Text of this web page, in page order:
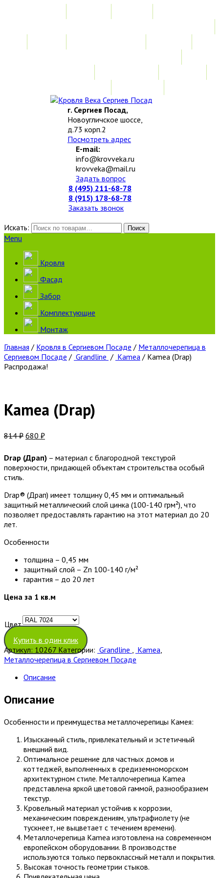
г. Сергиев Посад,
Новоугличское шоссе,
д.73 корп.2
Посмотреть адрес
E-mail:
info@krovveka.ru
krovveka@mail.ru
Задать вопрос
8 (495) 211-68-78
8 (915) 178-68-78
Заказать звонок
Искать:
Поиск
Menu
Кровля
Фасад
Забор
Комплектующие
Монтаж
Главная / Кровля в Сергиевом Посаде / Металлочерепица в
Сергиевом Посаде / Grandline / Kamea / Kamea (Drap)
Распродажа!
Kamea (Drap)
814₽ 680 ₽
Drap (Драп) – материал с благородной текстурой
поверхности, придающей объектам строительства особый
стиль.
Drap® (Драп) имеет толщину 0,45 мм и оптимальный
защитный металлический слой цинка (100-140 грм²), что
позволяет предоставлять гарантию на этот материал до 20
лет.
Особенности
толщина – 0,45 мм
защитный слой – Zn 100-140 г/м²
гарантия – до 20 лет
Цена за 1 кв.м
Цвет
Очистить
Купить в один клик
Артикул: 10267 Категории: Grandline Kamea
Металлочерепица в Сергиевом Посаде
Описание
Описание
Особенности и преимущества металлочерепицы Камея:
Изысканный стиль, привлекательный и эстетичный
внешний вид.
Оптимальное решение для частных домов и
коттеджей, выполненных в средиземноморском
архитектурном стиле. Металлочерепица Kamea
представлена яркой цветовой гаммой, разнообразием
текстур.
Кровельный материал устойчив к коррозии,
механическим повреждениям, ультрафиолету (не
тускнеет, не выцветает с течением времени).
Металлочерепица Kamea изготовлена на современном
европейском оборудовании. В производстве
используются только первоклассный металл и покрытия.
Высокая точность геометрии стыков.